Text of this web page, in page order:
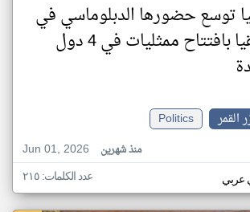
توسع حضورها الدبلوماسي في
إفريقيا بافتتاح ممثليات في 4 دول
القمر
Politics
Jun 01, 2026
منذ شهرين
عربي عدد الكلمات: ٢١٥